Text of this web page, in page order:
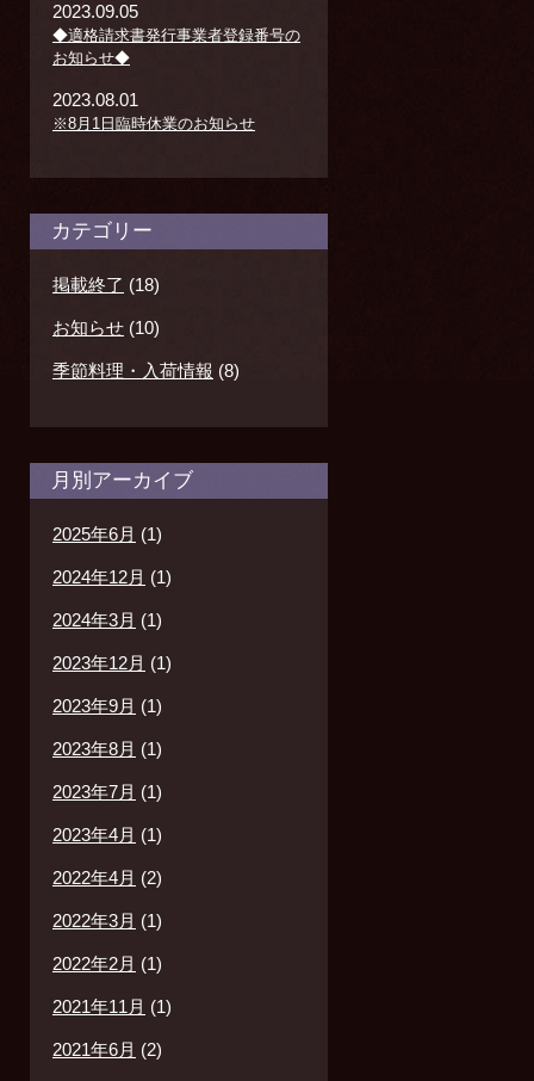
2023.09.05
◆適格請求書発行事業者登録番号の
お知らせ◆
2023.08.01
※8月1日臨時休業のお知らせ
カテゴリー
掲載終了 (18)
お知らせ (10)
季節料理・入荷情報 (8)
月別アーカイブ
2025年6月 (1)
2024年12月 (1)
2024年3月 (1)
2023年12月 (1)
2023年9月 (1)
2023年8月 (1)
2023年7月 (1)
2023年4月 (1)
2022年4月 (2)
2022年3月 (1)
2022年2月 (1)
2021年11月 (1)
2021年6月 (2)